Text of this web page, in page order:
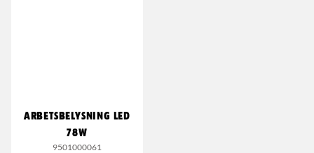
ARBETSBELYSNING LED
78W
9501000061